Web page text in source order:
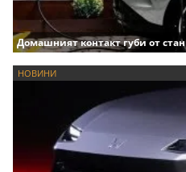
Домашният контакт губи от
НОВИНИ